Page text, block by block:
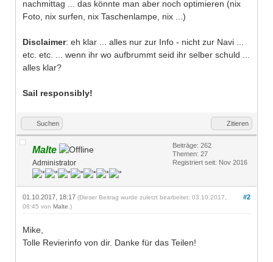
nachmittag ... das könnte man aber noch optimieren (nix
Foto, nix surfen, nix Taschenlampe, nix ...)
Disclaimer: eh klar ... alles nur zur Info - nicht zur Navi ...
etc. etc. ... wenn ihr wo aufbrummt seid ihr selber schuld ...
alles klar?
Sail responsibly!
Suchen Zitieren
Malte
Administrator
Beiträge: 262
Themen: 27
Registriert seit: Nov 2016
#2
01.10.2017, 18:17 (Dieser Beitrag wurde zuletzt bearbeitet: 03.10.2017,
08:45 von Malte .)
Mike,
Tolle Revierinfo von dir. Danke für das Teilen!